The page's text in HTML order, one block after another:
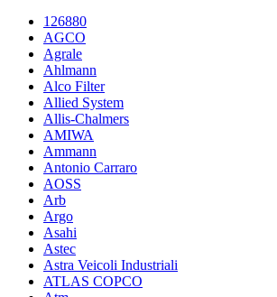
126880
AGCO
Agrale
Ahlmann
Alco Filter
Allied System
Allis-Chalmers
AMIWA
Ammann
Antonio Carraro
AOSS
Arb
Argo
Asahi
Astec
Astra Veicoli Industriali
ATLAS COPCO